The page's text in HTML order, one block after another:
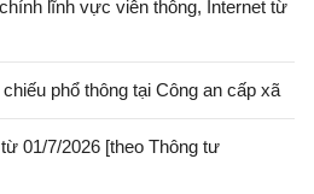
lĩnh vực viễn thông, Internet từ
phổ thông tại Công an cấp xã
01/7/2026 [theo Thông tư